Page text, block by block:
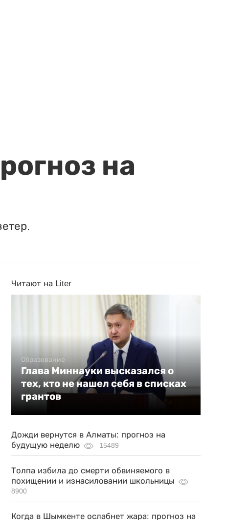
на
Читают на Liter
Образование
Глава Миннауки высказался о
тех, кто не нашел себя в списках
грантов
Дожди вернутся в Алматы: прогноз на
будущую неделю
15489
Толпа избила до смерти обвиняемого в
похищении и изнасиловании школьницы
8900
Когда в Шымкенте ослабнет жара: прогноз на